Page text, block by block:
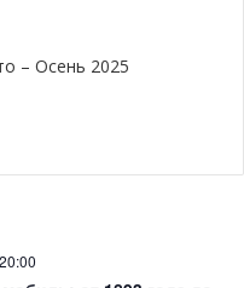
– Осень 2025